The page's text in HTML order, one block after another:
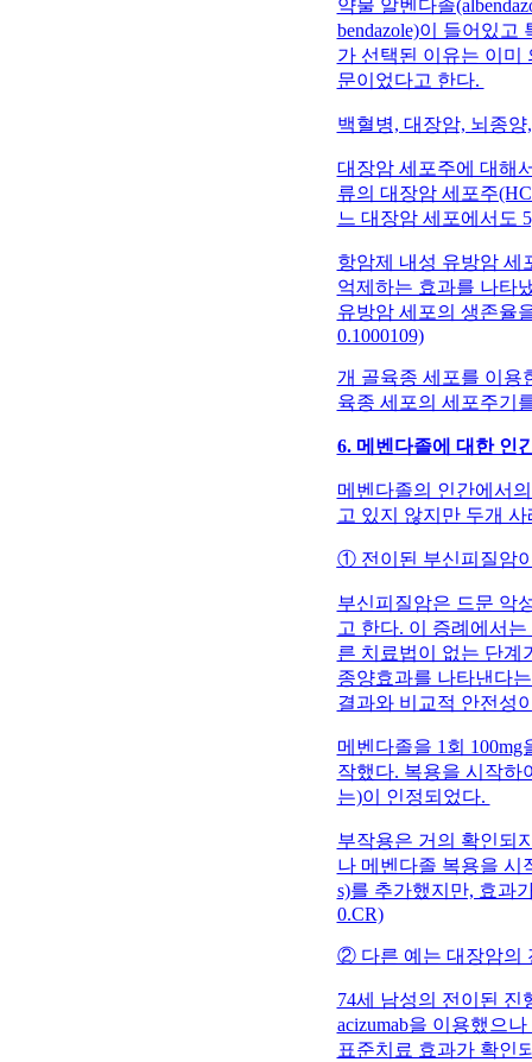
약물 알벤다졸
bendazole)이 들어있
가 선택된 이유는 이미
문이었다고 한다.
백혈병, 대장암, 뇌종
대장암 세포주에 대해
류의 대장암 세포주
느 대장암 세포에서도
항암제 내성 유방암 세
억제하는 효과를 나타
유방암 세포의 생존율
0.1000109)
개 골육종 세포를 이용
육종 세포의 세포주기
6. 메벤다졸에 대한 인
메벤다졸의 인간에서
고 있지 않지만 두개
① 전이된 부신피질암
부신피질암은 드문 악
고 한다. 이 증례에서
른 치료법이 없는 단계
종양효과를 나타낸다
결과와 비교적 안전성
메벤다졸을 1회
작했다. 복용을 시작하
는)이 인정되었다.
부작용은 거의 확인되
나 메벤다졸 복용을 시
s)를 추가했지만, 효과
0.CR)
② 다른 예는 대장암의
74세 남성의 전이된 진
acizumab을 이용했으
표준치료 효과가 확인